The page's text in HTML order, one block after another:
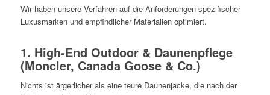
Wir haben unsere Verfahren auf die Anforderungen spezifischer
Luxusmarken und empfindlicher Materialien optimiert.
1. High-End Outdoor & Daunenpflege
(Moncler, Canada Goose & Co.)
Nichts ist ärgerlicher als eine teure Daunenjacke, die nach der